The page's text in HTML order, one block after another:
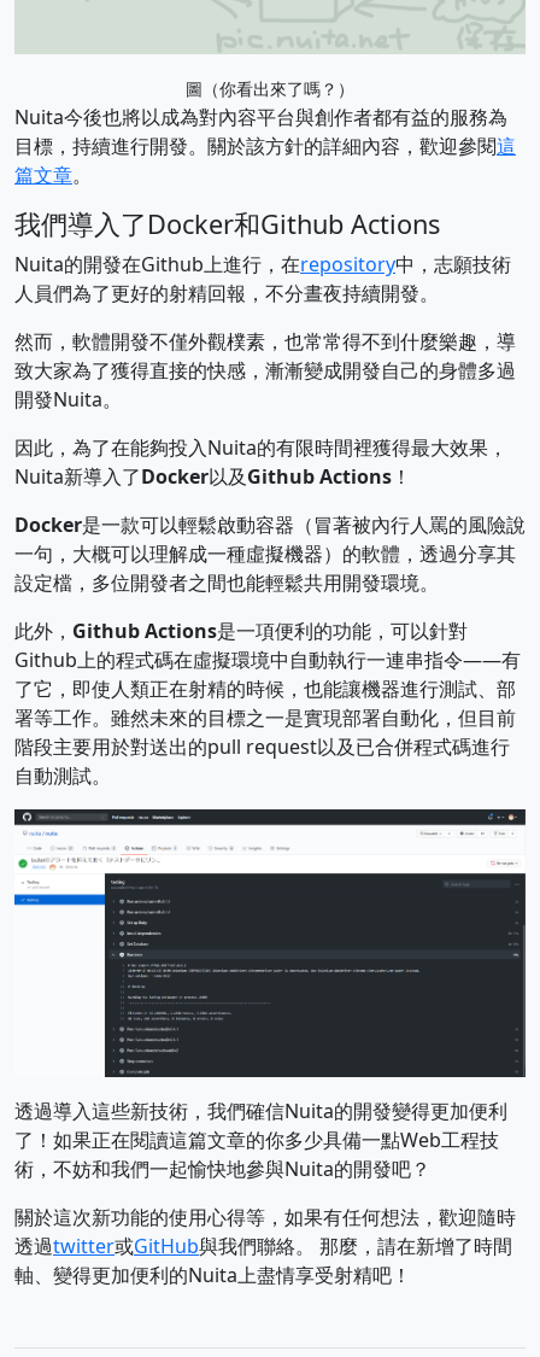
圖（你看出來了嗎？）
Nuita今後也將以成為對內容平台與創作者都有益的服務為
目標，持續進行開發。關於該方針的詳細內容，歡迎參閱這
篇文章。
我們導入了Docker和Github Actions
Nuita的開發在Github上進行，在repository中，志願技術
人員們為了更好的射精回報，不分晝夜持續開發。
然而，軟體開發不僅外觀樸素，也常常得不到什麼樂趣，導
致大家為了獲得直接的快感，漸漸變成開發自己的身體多過
開發Nuita。
因此，為了在能夠投入Nuita的有限時間裡獲得最大效果，
Nuita新導入了Docker以及Github Actions ！
Docker是一款可以輕鬆啟動容器（冒著被內行人罵的風險說
一句，大概可以理解成一種虛擬機器）的軟體，透過分享其
設定檔，多位開發者之間也能輕鬆共用開發環境。
此外， Github Actions是一項便利的功能，可以針對
Github上的程式碼在虛擬環境中自動執行一連串指令——有
了它，即使人類正在射精的時候，也能讓機器進行測試、部
署等工作。雖然未來的目標之一是實現部署自動化，但目前
階段主要用於對送出的pull request以及已合併程式碼進行
自動測試。
透過導入這些新技術，我們確信Nuita的開發變得更加便利
了！如果正在閱讀這篇文章的你多少具備一點Web工程技
術，不妨和我們一起愉快地參與Nuita的開發吧？
關於這次新功能的使用心得等，如果有任何想法，歡迎隨時
透過twitter或GitHub與我們聯絡。 那麼，請在新增了時間
軸、變得更加便利的Nuita上盡情享受射精吧！